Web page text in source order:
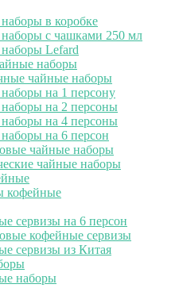
в коробке
с чашками 250 мл
Lefard
наборы
чайные наборы
на 1 персону
на 2 персоны
на 4 персоны
на 6 персон
чайные наборы
чайные наборы
кофейные
сервизы на 6 персон
кофейные сервизы
сервизы из Китая
наборы